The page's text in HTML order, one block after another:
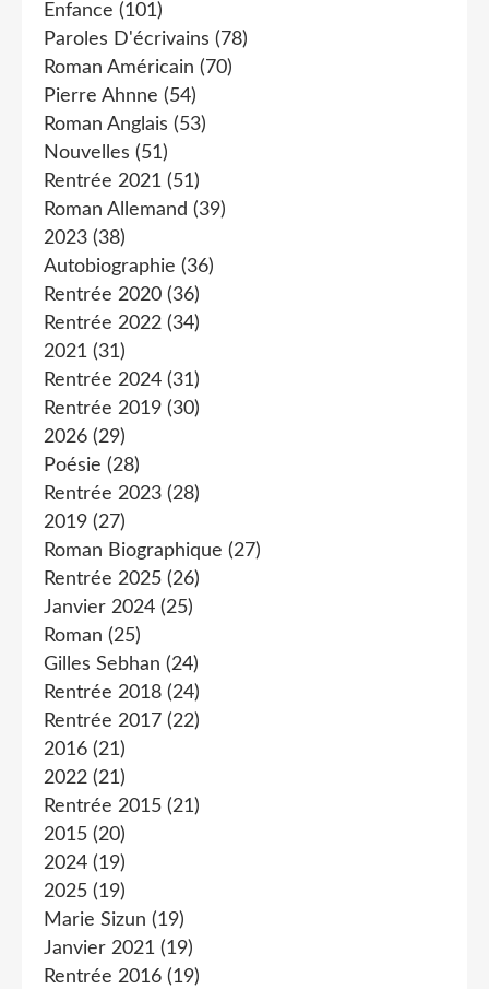
Enfance (101)
Paroles D'écrivains (78)
Roman Américain (70)
Pierre Ahnne (54)
Roman Anglais (53)
Nouvelles (51)
Rentrée 2021 (51)
Roman Allemand (39)
2023 (38)
Autobiographie (36)
Rentrée 2020 (36)
Rentrée 2022 (34)
2021 (31)
Rentrée 2024 (31)
Rentrée 2019 (30)
2026 (29)
Poésie (28)
Rentrée 2023 (28)
2019 (27)
Roman Biographique (27)
Rentrée 2025 (26)
Janvier 2024 (25)
Roman (25)
Gilles Sebhan (24)
Rentrée 2018 (24)
Rentrée 2017 (22)
2016 (21)
2022 (21)
Rentrée 2015 (21)
2015 (20)
2024 (19)
2025 (19)
Marie Sizun (19)
Janvier 2021 (19)
Rentrée 2016 (19)